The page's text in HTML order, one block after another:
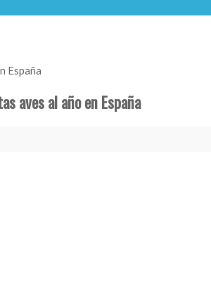
España
aves al año en España